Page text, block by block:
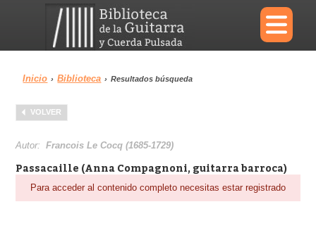
×
Menu
Biblioteca
Inicio › Biblioteca › Resultados búsqueda
VOLVER
Autor:Francois Le Cocq (1685-1729)
Passacaille (Anna Compagnoni, guitarra barroca)
Para acceder al contenido completo necesitas estar registrado